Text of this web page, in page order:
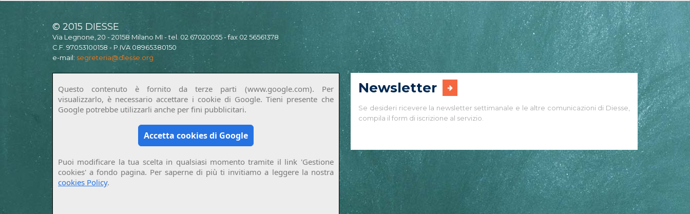
© 2015 DIESSE
Via Legnone, 20 - 20158 Milano MI - tel. 02 67020055 - fax 02 56561378
C.F. 97053100158 - P.IVA 08965380150
e-mail: segreteria@diesse.org
Questo contenuto è fornito da terze parti (www.google.com). Per
visualizzarlo, è necessario accettare i cookie di Google. Tieni presente che
Google potrebbe utilizzarli anche per fini pubblicitari.
Accetta cookies di Google
Puoi modificare la tua scelta in qualsiasi momento tramite il link 'Gestione
cookies' a fondo pagina. Per saperne di più ti invitiamo a leggere la nostra
cookies Policy.
Newsletter
Se desideri ricevere la newsletter settimanale e le altre comunicazioni di Diesse,
compila il form di iscrizione al servizio.